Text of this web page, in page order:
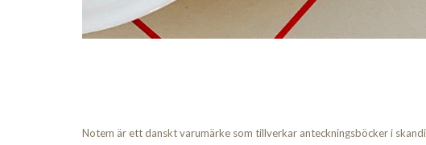
Notem är ett danskt varumärke som tillverkar anteckningsböcker i